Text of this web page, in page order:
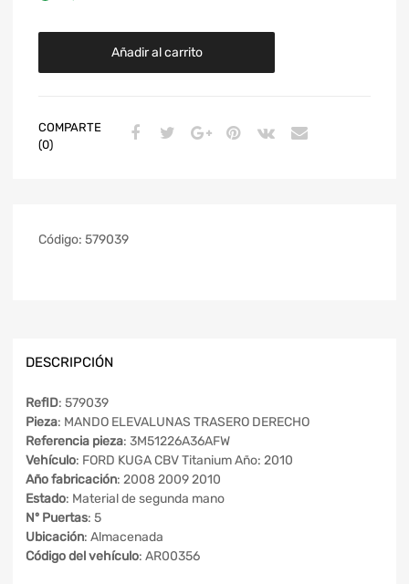
Añadir al carrito
COMPARTE
(0)
Código: 579039
DESCRIPCIÓN
RefID: 579039
Pieza: MANDO ELEVALUNAS TRASERO DERECHO
Referencia pieza: 3M51226A36AFW
Vehículo: FORD KUGA CBV Titanium Año: 2010
Año fabricación: 2008 2009 2010
Estado: Material de segunda mano
Nº Puertas: 5
Ubicación: Almacenada
Código del vehículo: AR00356